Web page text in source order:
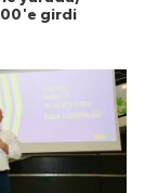
girdi